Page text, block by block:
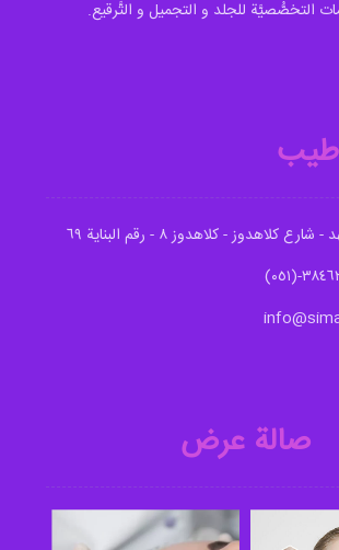
التخصُّصيَّة للجلد و التجمیل و التَّرقیع.
کلاهدوز - کلاهدوز ٨ - رقم البناية ٦٩
صالة عرض